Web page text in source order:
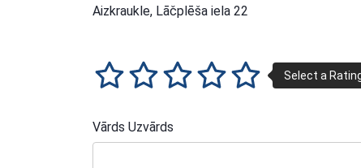
Aizkraukle, Lāčplēša iela 22
Vārds Uzvārds